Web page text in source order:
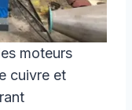
moteurs
cuivre et